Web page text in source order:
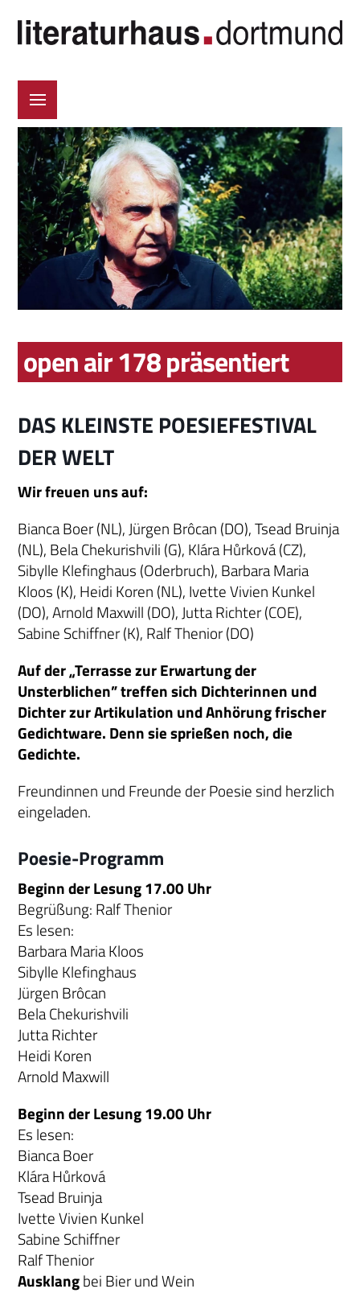
open air 178 präsentiert
DAS KLEINSTE POESIEFESTIVAL
DER WELT
Wir freuen uns auf:
Bianca Boer (NL), Jürgen Brôcan (DO), Tsead Bruinja
(NL), Bela Chekurishvili (G), Klára Hůrková (CZ),
Sibylle Klefinghaus (Oderbruch), Barbara Maria
Kloos (K), Heidi Koren (NL), Ivette Vivien Kunkel
(DO), Arnold Maxwill (DO), Jutta Richter (COE),
Sabine Schiffner (K), Ralf Thenior (DO)
Auf der „Terrasse zur Erwartung der
Unsterblichen” treffen sich Dichterinnen und
Dichter zur Artikulation und Anhörung frischer
Gedichtware. Denn sie sprießen noch, die
Gedichte.
Freundinnen und Freunde der Poesie sind herzlich
eingeladen.
Poesie-Programm
Beginn der Lesung 17.00 Uhr
Begrüßung: Ralf Thenior
Es lesen:
Barbara Maria Kloos
Sibylle Klefinghaus
Jürgen Brôcan
Bela Chekurishvili
Jutta Richter
Heidi Koren
Arnold Maxwill
Beginn der Lesung 19.00 Uhr
Es lesen:
Bianca Boer
Klára Hůrková
Tsead Bruinja
Ivette Vivien Kunkel
Sabine Schiffner
Ralf Thenior
Ausklangbei Bier und Wein